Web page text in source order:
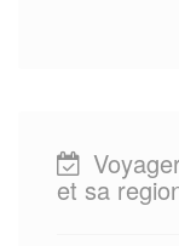
et sa